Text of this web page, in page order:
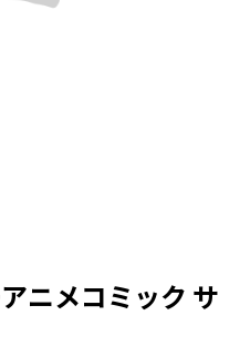
ニメコミック サ